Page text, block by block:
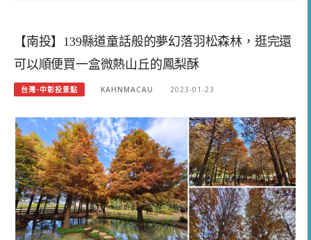
【南投】139縣道童話般的夢幻落羽松森林，逛完還
可以順便買一盒微熱山丘的鳳梨酥
台灣-中彰投景點 KAHNMACAU 2023-01-23